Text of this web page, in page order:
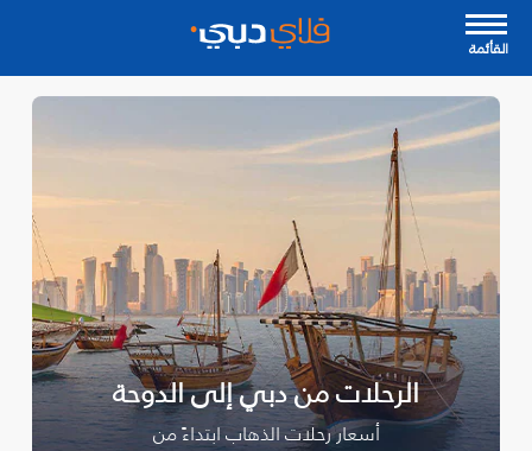
القأئمة
الرحلات من دبي إلى الدوحة
أسعار رحلات الذهاب ابتداءً من